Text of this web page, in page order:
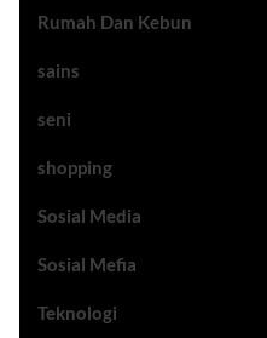
Rumah Dan Kebun
sains
seni
shopping
Sosial Media
Sosial Mefia
Teknologi